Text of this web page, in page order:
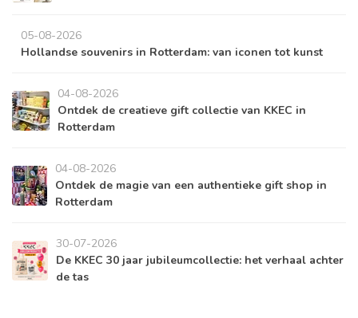
05-08-2026
Hollandse souvenirs in Rotterdam: van iconen tot kunst
04-08-2026
Ontdek de creatieve gift collectie van KKEC in
Rotterdam
04-08-2026
Ontdek de magie van een authentieke gift shop in
Rotterdam
30-07-2026
De KKEC 30 jaar jubileumcollectie: het verhaal achter
de tas